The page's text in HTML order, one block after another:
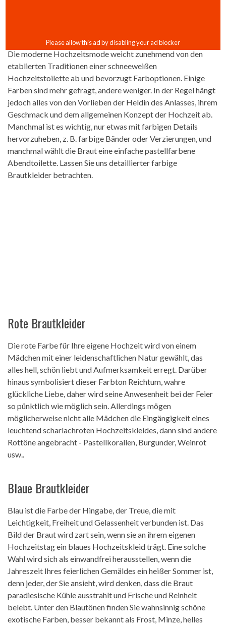
Die moderne Hochzeitsmode weicht zunehmend von den
etablierten Traditionen einer schneeweißen
Hochzeitstoilette ab und bevorzugt Farboptionen. Einige
Farben sind mehr gefragt, andere weniger. In der Regel hängt
jedoch alles von den Vorlieben der Heldin des Anlasses, ihrem
Geschmack und dem allgemeinen Konzept der Hochzeit ab.
Manchmal ist es wichtig, nur etwas mit farbigen Details
hervorzuheben, z. B. farbige Bänder oder Verzierungen, und
manchmal wählt die Braut eine einfache pastellfarbene
Abendtoilette. Lassen Sie uns detaillierter farbige
Brautkleider betrachten.
Rote Brautkleider
Die rote Farbe für Ihre eigene Hochzeit wird von einem
Mädchen mit einer leidenschaftlichen Natur gewählt, das
alles hell, schön liebt und Aufmerksamkeit erregt. Darüber
hinaus symbolisiert dieser Farbton Reichtum, wahre
glückliche Liebe, daher wird seine Anwesenheit bei der Feier
so pünktlich wie möglich sein. Allerdings mögen
möglicherweise nicht alle Mädchen die Eingängigkeit eines
leuchtend scharlachroten Hochzeitskleides, dann sind andere
Rottöne angebracht - Pastellkorallen, Burgunder, Weinrot
usw..
Blaue Brautkleider
Blau ist die Farbe der Hingabe, der Treue, die mit
Leichtigkeit, Freiheit und Gelassenheit verbunden ist. Das
Bild der Braut wird zart sein, wenn sie an ihrem eigenen
Hochzeitstag ein blaues Hochzeitskleid trägt. Eine solche
Wahl wird sich als einwandfrei herausstellen, wenn die
Jahreszeit Ihres feierlichen Gemäldes ein heißer Sommer ist,
denn jeder, der Sie ansieht, wird denken, dass die Braut
paradiesische Kühle ausstrahlt und Frische und Reinheit
belebt. Unter den Blautönen finden Sie wahnsinnig schöne
exotische Farben, besser bekannt als Frost, Minze, helles